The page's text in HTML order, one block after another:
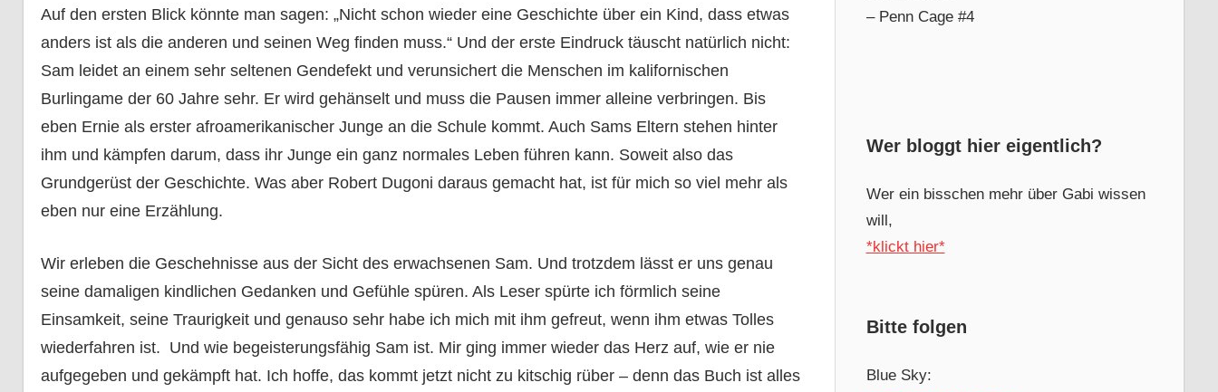
Auf den ersten Blick könnte man sagen: „Nicht schon wieder eine Geschichte über ein Kind, dass etwas
anders ist als die anderen und seinen Weg finden muss.“ Und der erste Eindruck täuscht natürlich nicht:
Sam leidet an einem sehr seltenen Gendefekt und verunsichert die Menschen im kalifornischen
Burlingame der 60 Jahre sehr. Er wird gehänselt und muss die Pausen immer alleine verbringen. Bis
eben Ernie als erster afroamerikanischer Junge an die Schule kommt. Auch Sams Eltern stehen hinter
ihm und kämpfen darum, dass ihr Junge ein ganz normales Leben führen kann. Soweit also das
Grundgerüst der Geschichte. Was aber Robert Dugoni daraus gemacht hat, ist für mich so viel mehr als
eben nur eine Erzählung.
Wir erleben die Geschehnisse aus der Sicht des erwachsenen Sam. Und trotzdem lässt er uns genau
seine damaligen kindlichen Gedanken und Gefühle spüren. Als Leser spürte ich förmlich seine
Einsamkeit, seine Traurigkeit und genauso sehr habe ich mich mit ihm gefreut, wenn ihm etwas Tolles
wiederfahren ist. Und wie begeisterungsfähig Sam ist. Mir ging immer wieder das Herz auf, wie er nie
aufgegeben und gekämpft hat. Ich hoffe, das kommt jetzt nicht zu kitschig rüber – denn das Buch ist alles
– Penn Cage #4
Wer bloggt hier eigentlich?
Wer ein bisschen mehr über Gabi wissen
will,
*klickt hier*
Bitte folgen
Blue Sky: